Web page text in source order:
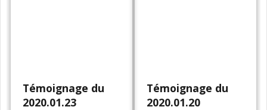
Témoignage du
2020.01.23
Témoignage du
2020.01.20